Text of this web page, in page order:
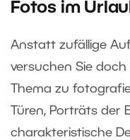
Fotos im
Anstatt zufällige
versuchen Sie
Thema zu
Türen, Porträts der
charakteristische